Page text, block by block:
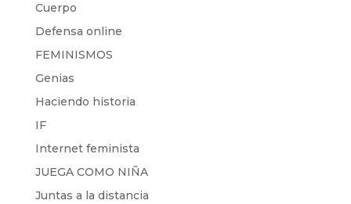
Cuerpo
Defensa online
FEMINISMOS
Genias
Haciendo historia
IF
Internet feminista
JUEGA COMO NIÑA
Juntas a la distancia